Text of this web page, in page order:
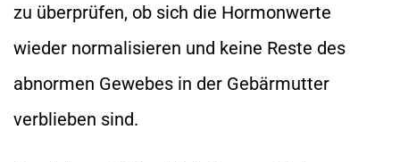
zu überprüfen, ob sich die Hormonwerte
wieder normalisieren und keine Reste des
abnormen Gewebes in der Gebärmutter
verblieben sind.